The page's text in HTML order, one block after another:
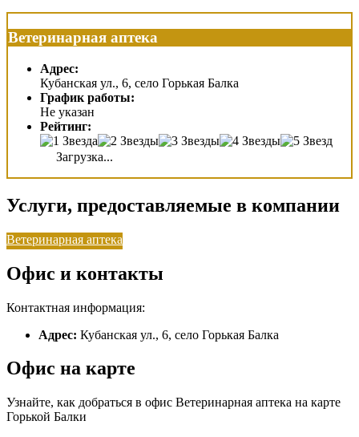
Ветеринарная аптека
Адрес:
Кубанская ул., 6, село Горькая Балка
График работы:
Не указан
Рейтинг:
Загрузка...
Услуги, предоставляемые в компании
Ветеринарная аптека
Офис и контакты
Контактная информация:
Адрес: Кубанская ул., 6, село Горькая Балка
Офис на карте
Узнайте, как добраться в офис Ветеринарная аптека на карте
Горькой Балки